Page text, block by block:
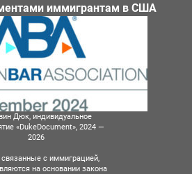
иммигрантам в США
Дюк, индивидуальное
«DukeDocument», 2024 —
2026
связанные с иммиграцией,
на основании закона